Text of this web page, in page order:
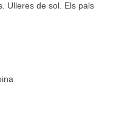
Ulleres de sol. Els pals